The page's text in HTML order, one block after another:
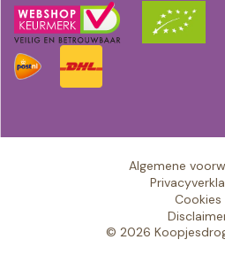
© 2026
Algemene
Cookies